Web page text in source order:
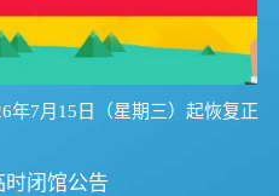
年7月15日（星期三）起恢复正
时闭馆公告